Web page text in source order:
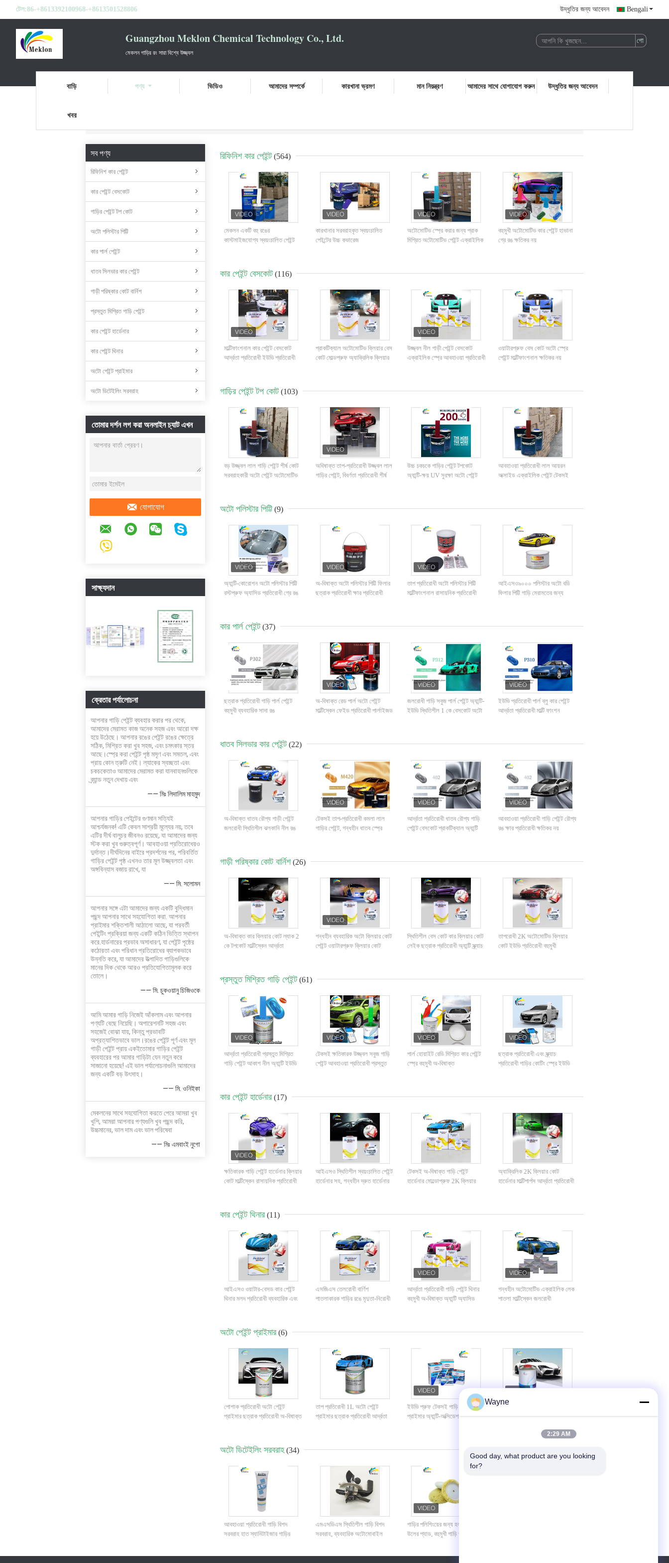
টেল:86-+8613392100968-+8613501528806 উদ্ধৃতির জন্য আবেদন Bengali
Guangzhou Meklon Chemical Technology Co., Ltd.
মেকলন গাড়ির রং সারা বিশ্বে উজ্জ্বল
বাড়ি পণ্য ভিডিও আমাদের সম্পর্কে কারখানা ভ্রমণ মান নিয়ন্ত্রণ আমাদের সাথে যোগাযোগ করুন উদ্ধৃতির জন্য আবেদন
খবর
সব পণ্য
রিফিনিশ কার পেইন্ট
কার পেইন্ট বেসকোট
গাড়ির পেইন্ট টপ কোট
অটো পলিস্টার পিট্টি
কার পার্ল পেইন্ট
ধাতব সিলভার কার পেইন্ট
গাড়ী পরিষ্কার কোট বার্নিশ
প্রস্তুত মিশ্রিত গাড়ি পেইন্ট
কার পেইন্ট হার্ডেনার
কার পেইন্ট থিনার
অটো পেইন্ট প্রাইমার
অটো ডিটেইলিং সরবরাহ
তোমার দর্শন লগ করা অনলাইন চ্যাট এখন
যোগাযোগ
সাক্ষ্যদান
ক্রেতার পর্যালোচনা
আপনার গাড়ি পেইন্ট ব্যবহার করার পর থেকে,
আমাদের মেরামত কাজ অনেক সহজ এবং আরো দক্ষ
হয়ে উঠেছে। আপনার রঙের পেইন্ট রঙের ক্ষেত্রে
সঠিক, মিশ্রিত করা খুব সহজ, এবং চমৎকার স্তর
আছে।স্প্রে করা পেইন্ট পৃষ্ঠ মসৃণ এবং সমতল, এবং
প্রায় কোন ত্রুটি নেই। ল্যাকের স্বচ্ছতা এবং
চকচকেতাও আমাদের মেরামত করা যানবাহনগুলিকে
ব্র্যান্ড নতুন দেখায় এবং
—— মিঃ লিদালিম মাহমুদ
আপনার গাড়ির পেইন্টের গুণমান সত্যিই
আশ্চর্যজনক! এটি কেবল সাশ্রয়ী মূল্যের নয়, তবে
এটির দীর্ঘ বালুচর জীবনও রয়েছে, যা আমাদের জন্য
স্টক করা খুব গুরুত্বপূর্ণ। আবহাওয়া প্রতিরোধেরও
দুর্দান্ত।দীর্ঘদিনের বাইরে প্রদর্শনের পর, পরিবর্তিত
গাড়ির পেইন্ট পৃষ্ঠ এখনও তার মূল উজ্জ্বলতা এবং
অঙ্গবিন্যাস বজায় রাখে, যা
—— মি. সলোমন
আপনার সঙ্গে এটা আমাদের জন্য একটি বুদ্ধিমান
পছন্দ আপনার সাথে সহযোগিতা করা. আপনার
প্রাইমার শক্তিশালী আঠালো আছে, যা পরবর্তী
পেইন্টিং প্রক্রিয়া জন্য একটি কঠিন ভিত্তি স্থাপন
করে.হার্ডনারের প্রভাব অসাধারণ, যা পেইন্ট পৃষ্ঠের
কঠোরতা এবং পরিধান প্রতিরোধের ব্যাপকভাবে
উন্নতি করে, যা আমাদের উত্পাদিত গাড়িগুলিকে
মানের দিক থেকে আরও প্রতিযোগিতামূলক করে
তোলে।
—— মি. চুকওয়ানু চিজিওকে
আমি আমার গাড়ি নিজেই আঁকলাম এবং আপনার
পণ্যটি বেছে নিয়েছি। অপারেশনটি সহজ এবং
সহজেই বোঝা যায়, কিন্তু প্রভাবটি
অপ্রত্যাশিতভাবে ভাল।রঙের পেইন্ট পূর্ণ এবং মূল
গাড়ী পেইন্ট প্রায় একইতোমার গাড়ির পেইন্ট
ব্যবহারের পর আমার গাড়িটা যেন নতুন করে
সাজানো হয়েছে! এই ভাল পর্যালোচনাগুলি আমাদের
জন্য একটি বড় উৎসাহ।
—— মি. ওনিইকা
মেকলনের সাথে সহযোগিতা করতে পেরে আমরা খুব
খুশি, আমরা আপনার পণ্যগুলি খুব পছন্দ করি,
উচ্চমানের, ভাল দাম এবং ভাল পরিষেবা
—— মিঃ এমবাংই নুগো
রিফিনিশ কার পেইন্ট (564)
মেকলন একটি বহু রঙের
কাস্টমাইজযোগ্য স্বয়ংচালিত পেইন্ট
কারখানার সরবরাহকৃত স্বয়ংচালিত
পেইন্টের উচ্চ কভারেজ
অটোমোটিভ স্প্রে করার জন্য প্রাক
মিশ্রিত অটোমোটিভ পেইন্ট এক্রাইলিক
বহুমুখী অটোমোটিভ কার পেইন্ট হাভানা
গ্রে রঙ ক্ষতিকর নয়
কার পেইন্ট বেসকোট (116)
মাল্টিফাংশনাল কার পেইন্ট বেসকোট
আর্দ্রতা প্রতিরোধী ইউভি প্রতিরোধী
প্রাকটিক্যাল অটোমোটিভ ক্লিয়ার বেস
কোট মোল্ডপ্রুফ অ্যাক্রিলিক ক্লিয়ার
উজ্জ্বল নীল গাড়ী পেইন্ট বেসকোট
এক্রাইলিক স্প্রে আবহাওয়া প্রতিরোধী
ওয়াটারপ্রুফ বেস কোট অটো স্প্রে
পেইন্ট মাল্টিফাংশনাল ক্ষতিকর নয়
গাড়ির পেইন্ট টপ কোট (103)
বড় উজ্জ্বল লাল গাড়ি পেইন্ট শীর্ষ কোট
সরবরাহকারী অটো পেইন্ট অটোমোটিভ
অবিষাক্ত তাপ-প্রতিরোধী উজ্জ্বল লাল
গাড়ির পেইন্ট, বিবর্ণতা প্রতিরোধী শীর্ষ
উচ্চ চকচকে গাড়ির পেইন্ট টপকোট
অ্যান্টি-ক্ষয় UV সুরক্ষা অটো পেইন্ট
আবহাওয়া প্রতিরোধী লাল আয়রন
অক্সাইড এক্রাইলিক পেইন্ট টেকসই
অটো পলিস্টার পিট্টি (9)
অ্যান্টি-কোরোশন অটো পলিস্টার পিট্টি
রস্টপ্রুফ অ্যাসিড প্রতিরোধী গ্রে রঙ
অ-বিষাক্ত অটো পলিস্টার পিট্টি ফিলার
ছত্রাক প্রতিরোধী ক্ষার প্রতিরোধী
তাপ প্রতিরোধী অটো পলিস্টার পিট্টি
মাল্টিফাংশনাল রাসায়নিক প্রতিরোধী
আইএসও৯০০০ পলিস্টার অটো বডি
ফিলার পিট্টি গাড়ি মেরামতের জন্য
কার পার্ল পেইন্ট (37)
ছত্রাক প্রতিরোধী গাড়ি পার্ল পেইন্ট
বহুমুখী ব্যবহারিক সাদা রঙ
অ-বিষাক্ত রেড পার্ল অটো পেইন্ট
মাল্টিস্কেন ফেইড প্রতিরোধী পার্লাইজড
জলরোধী গাড়ি সবুজ পার্ল পেইন্ট অ্যান্টি-
ইউভি স্থিতিশীল 1 কে বেসকোট অটো
ইউভি প্রতিরোধী পার্ল ব্লু কার পেইন্ট
আর্দ্রতা প্রতিরোধী মাল্টি ফাংশন
ধাতব সিলভার কার পেইন্ট (22)
অ-বিষাক্ত ধাতব রৌপ্য গাড়ী পেইন্ট
জলরোধী স্থিতিশীল ঝলকানি নীল রঙ
টেকসই তাপ-প্রতিরোধী কমলা লাল
গাড়ির পেইন্ট, গন্ধহীন ধাতব স্প্রে
আর্দ্রতা প্রতিরোধী ধাতব রৌপ্য গাড়ি
পেইন্ট বেসকোট প্রাকটিক্যাল অ্যান্টি
আবহাওয়া প্রতিরোধী গাড়ি পেইন্ট রৌপ্য
রঙ ক্ষার প্রতিরোধী ক্ষতিকর নয়
গাড়ী পরিষ্কার কোট বার্নিশ (26)
অ-বিষাক্ত কার ক্লিয়ার কোট ল্যাক 2
কে টপকোট মাল্টিস্কেন আর্দ্রতা
গন্ধহীন ব্যবহারিক অটো ক্লিয়ার কোট
পেইন্ট ওয়াটারপ্রুফ ক্লিয়ার কোট
স্থিতিশীল বেস কোট কার ক্লিয়ার কোট
লেইক ছত্রাক প্রতিরোধী অ্যান্টি স্ক্র্যাচ
তাপরোধী 2K অটোমোটিভ ক্লিয়ার
কোট ইউভি প্রতিরোধী বহুমুখী
প্রস্তুত মিশ্রিত গাড়ি পেইন্ট (61)
আর্দ্রতা প্রতিরোধী প্রস্তুত মিশ্রিত
গাড়ি পেইন্ট আকাশ নীল অ্যান্টি ইউভি
টেকসই ক্ষতিকারক উজ্জ্বল সবুজ গাড়ি
পেইন্ট আবহাওয়া প্রতিরোধী প্রস্তুত
পার্ল হোয়াইট রেডি মিশ্রিত কার পেইন্ট
স্প্রে বহুমুখী অ-বিষাক্ত
ছত্রাক প্রতিরোধী এবং স্ক্র্যাচ
প্রতিরোধী গাড়ির কোটিং স্প্রে ইউভি
কার পেইন্ট হার্ডেনার (17)
ক্ষতিকারক গাড়ি পেইন্ট হার্ডেনার ক্লিয়ার
কোট মাল্টিস্কেন রাসায়নিক প্রতিরোধী
আইএসও স্থিতিশীল স্বয়ংচালিত পেইন্ট
হার্ডেনার সহ, গন্ধহীন দ্রুত হার্ডেনার
টেকসই অ-বিষাক্ত গাড়ি পেইন্ট
হার্ডেনার মোল্ডোপ্রুফ 2K ক্লিয়ার
অ্যাক্রিলিক 2K ক্লিয়ার কোট
হার্ডেনার মাল্টিপার্পস আর্দ্রতা প্রতিরোধী
কার পেইন্ট থিনার (11)
আইএসও ওয়াটার-বেসড কার পেইন্ট
থিনার মলদ প্রতিরোধী ব্যবহারিক এবং
এসজিএস তেলরোধী বার্ণিশ
পাতলাকারক গাড়ির রঙে মৃদুতা-নিরোধী
আর্দ্রতা প্রতিরোধী গাড়ি পেইন্ট থিনার
বহুমুখী অ-বিষাক্ত অ্যান্টি অ্যাসিড
গন্ধহীন অটোমোটিভ এক্রাইলিক লেক
পাতলা মাল্টিস্কেন জলরোধী
অটো পেইন্ট প্রাইমার (6)
পোশাক প্রতিরোধী অটো পেইন্ট
প্রাইমার ছত্রাক প্রতিরোধী অ-বিষাক্ত
তাপ প্রতিরোধী 1L অটো পেইন্ট
প্রাইমার ছত্রাক প্রতিরোধী আর্দ্রতা
ইউভি প্রুফ টেকসই গাড়ি পেইন্ট
প্রাইমার অ্যান্টি-অক্সিডেশন
অ্যান্টি-আব্রেশন অটো পেইন্ট প্রাইমার
রাসায়নিক প্রতিরোধী আবহাওয়া
অটো ডিটেইলিং সরবরাহ (34)
আবহাওয়া প্রতিরোধী গাড়ি বিশদ
সরবরাহ হাত স্যানিটাইজার গাড়ির
এমএসডিএস স্থিতিশীল গাড়ি বিশদ
সরবরাহ, ব্যবহারিক অটোমোবাইল
গাড়ির পলিশিংয়ের জন্য হলুদ সাদা
উলের প্যাড, বহুমুখী গাড়ি পরিষ্কারের
Wayne
2:29 AM
Good day, what product are you looking
for?